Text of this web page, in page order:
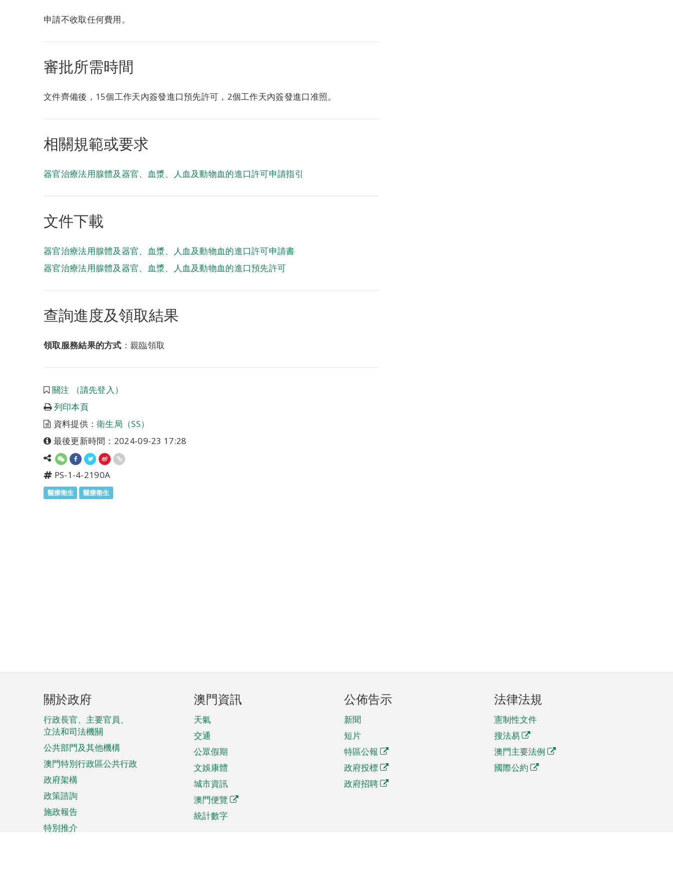
申請不收取任何費用。
審批所需時間
文件齊備後，15個工作天內簽發進口預先許可，2個工作天內簽發進口准照。
相關規範或要求
器官治療法用腺體及器官、血漿、人血及動物血的進口許可申請指引
文件下載
器官治療法用腺體及器官、血漿、人血及動物血的進口許可申請書
器官治療法用腺體及器官、血漿、人血及動物血的進口預先許可
查詢進度及領取結果
領取服務結果的方式 ：親臨領取
關注 （請先登入）
列印本頁
資料提供：衛生局（SS）
最後更新時間：2024-09-23 17:28
PS-1-4-2190A
醫療衛生 醫療衛生
頁
腳
菜
單
關於政府
行政長官、主要官員、
立法和司法機關
公共部門及其他機構
澳門特別行政區公共行政
政府架構
政策諮詢
施政報告
特別推介
澳門資訊
天氣
交通
公眾假期
文娛康體
城市資訊
澳門便覽
統計數字
公佈告示
新聞
短片
特區公報
政府投標
政府招聘
法律法規
憲制性文件
搜法易
澳門主要法例
國際公約